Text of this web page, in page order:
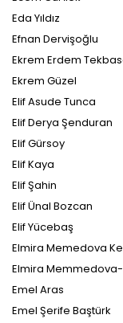
Eda Yıldız
Efnan Dervişoğlu
Ekrem Erdem
Ekrem Güzel
Elif Asude Tunca
Elif Derya Şenduran
Elif Gürsoy
Elif Kaya
Elif Şahin
Elif Ünal Bozcan
Elif Yücebaş
Elmira Memedova
Elmira
Emel Aras
Emel Şerife Baştürk